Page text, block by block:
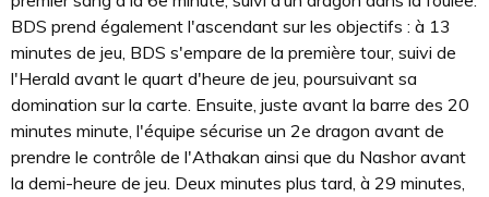
BDS prend également l'ascendant sur les objectifs : à 13
minutes de jeu, BDS s'empare de la première tour, suivi de
l'Herald avant le quart d'heure de jeu, poursuivant sa
domination sur la carte. Ensuite, juste avant la barre des 20
minutes minute, l'équipe sécurise un 2e dragon avant de
prendre le contrôle de l'Athakan ainsi que du Nashor avant
la demi-heure de jeu. Deux minutes plus tard, à 29 minutes,